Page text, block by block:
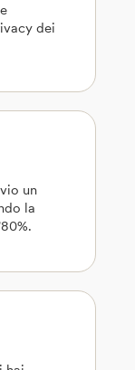
dei
un
la